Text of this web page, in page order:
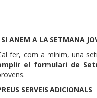
ANEM A LA SETMANA
fer, com a mínim, una
el formulari de
SERVEIS ADICIONALS